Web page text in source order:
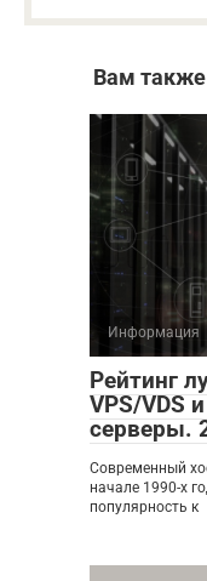
Вам
Информация
Рейтинг
VPS/VDS
серверы.
Современный
начале 1990-х
популярность к